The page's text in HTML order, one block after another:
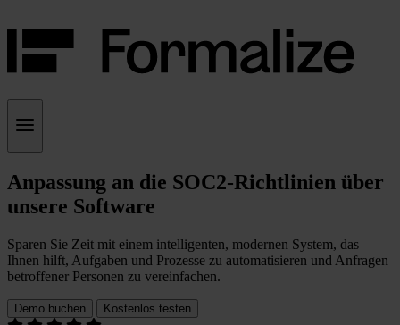
Anpassung an die SOC2-Richtlinien über
unsere Software
Sparen Sie Zeit mit einem intelligenten, modernen System, das
Ihnen hilft, Aufgaben und Prozesse zu automatisieren und Anfragen
betroffener Personen zu vereinfachen.
Demo buchen Kostenlos testen